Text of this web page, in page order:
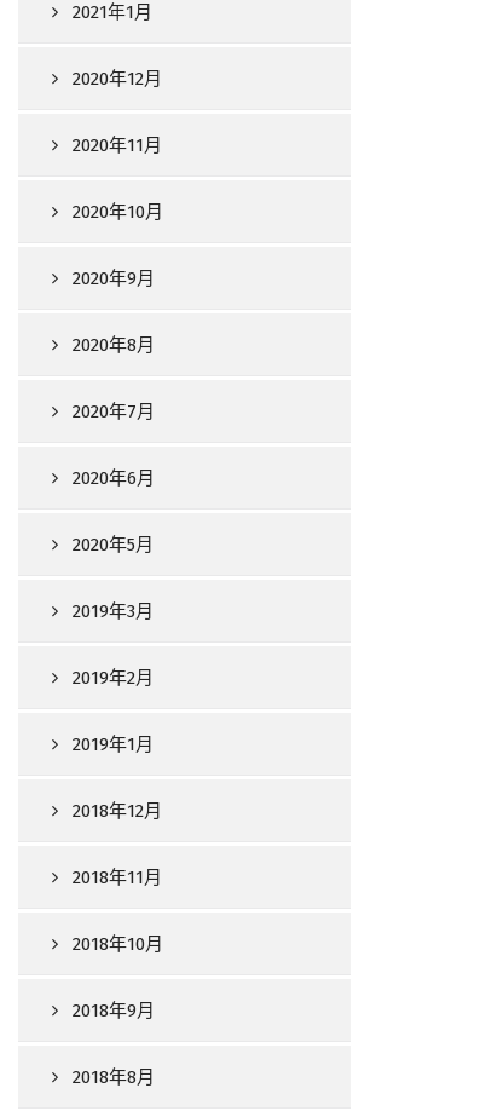
2021年1月
2020年12月
2020年11月
2020年10月
2020年9月
2020年8月
2020年7月
2020年6月
2020年5月
2019年3月
2019年2月
2019年1月
2018年12月
2018年11月
2018年10月
2018年9月
2018年8月